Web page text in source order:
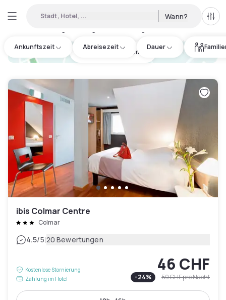
Stadt, Hotel, ... Wann? Alle
Ankunftszeit Abreisezeit Dauer
hotel.cta.view_map
ibis Colmar Centre
Colmar
4.5/5|20 Bewertungen
Kostenlose Stornierung
Zahlung im Hotel
46 CHF
-24% 59 CHFpro Nacht